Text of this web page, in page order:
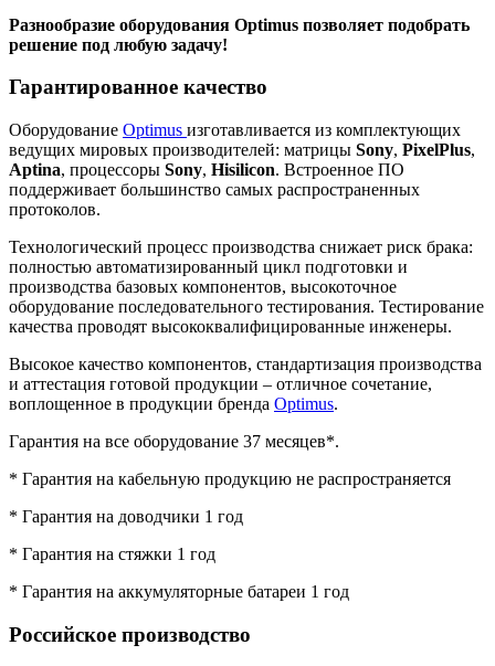
Разнообразие оборудования Optimus позволяет подобрать
решение под любую задачу!
Гарантированное качество
Оборудование Optimus изготавливается из комплектующих
ведущих мировых производителей: матрицы Sony, PixelPlus,
Aptina, процессоры Sony, Hisilicon. Встроенное ПО
поддерживает большинство самых распространенных
протоколов.
Технологический процесс производства снижает риск брака:
полностью автоматизированный цикл подготовки и
производства базовых компонентов, высокоточное
оборудование последовательного тестирования. Тестирование
качества проводят высококвалифицированные инженеры.
Высокое качество компонентов, стандартизация производства
и аттестация готовой продукции – отличное сочетание,
воплощенное в продукции бренда Optimus.
Гарантия на все оборудование 37 месяцев*.
* Гарантия на кабельную продукцию не распространяется
* Гарантия на доводчики 1 год
* Гарантия на стяжки 1 год
* Гарантия на аккумуляторные батареи 1 год
Российское производство